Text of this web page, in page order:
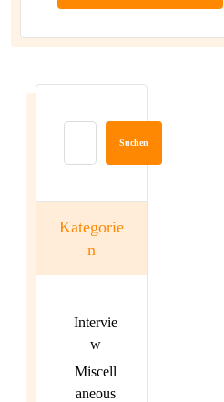
Suchen
Kategorie
n
Intervie
w
Miscell
aneous